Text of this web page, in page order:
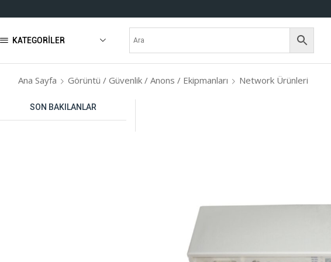
KATEGORILER
Ana Sayfa Görüntü / Güvenlik / Anons / Ekipmanları Network Ürünleri
SON BAKILANLAR